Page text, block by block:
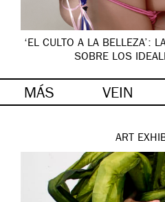
‘EL CULTO A LA BELLEZA’:
SOBRE LOS
MÁS VEIN
ART